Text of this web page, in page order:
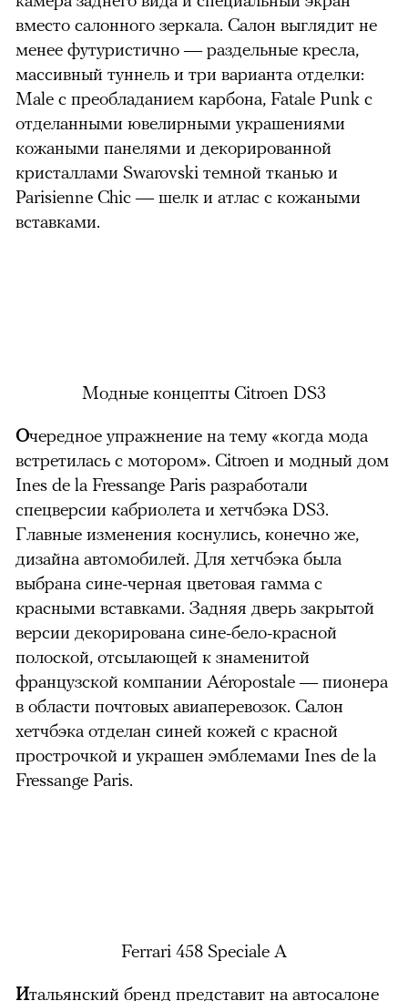
вместо салонного зеркала. Салон выглядит не
менее футуристично — раздельные кресла,
массивный туннель и три варианта отделки:
Male с преобладанием карбона, Fatale Punk с
отделанными ювелирными украшениями
кожаными панелями и декорированной
кристаллами Swarovski темной тканью и
Parisienne Chic — шелк и атлас с кожаными
вставками.
Модные концепты Citroen DS3
Очередное упражнение на тему «когда мода
встретилась с мотором». Citroen и модный дом
Ines de la Fressange Paris разработали
спецверсии кабриолета и хетчбэка DS3.
Главные изменения коснулись, конечно же,
дизайна автомобилей. Для хетчбэка была
выбрана сине-черная цветовая гамма с
красными вставками. Задняя дверь закрытой
версии декорирована сине-бело-красной
полоской, отсылающей к знаменитой
французской компании Aéropostale — пионера
в области почтовых авиаперевозок. Салон
хетчбэка отделан синей кожей с красной
прострочкой и украшен эмблемами Ines de la
Fressange Paris.
Ferrari 458 Speciale A
Итальянский бренд представит на автосалоне